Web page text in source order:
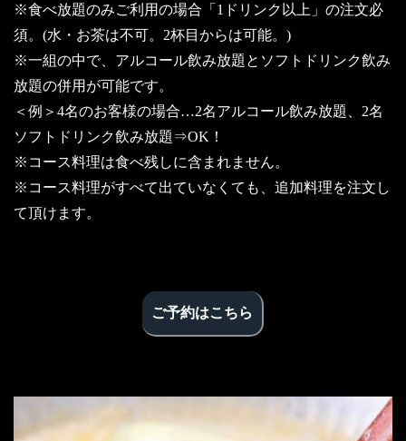
※食べ放題のみご利用の場合「1ドリンク以上」の注文必
須。(水・お茶は不可。2杯目からは可能。)
※一組の中で、アルコール飲み放題とソフトドリンク飲み
放題の併用が可能です。
＜例＞4名のお客様の場合…2名アルコール飲み放題、2名
ソフトドリンク飲み放題⇒OK！
※コース料理は食べ残しに含まれません。
※コース料理がすべて出ていなくても、追加料理を注文し
て頂けます。
ご予約はこちら